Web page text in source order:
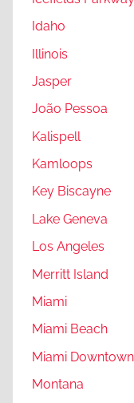
Idaho
Illinois
Jasper
João Pessoa
Kalispell
Kamloops
Key Biscayne
Lake Geneva
Los Angeles
Merritt Island
Miami
Miami Beach
Miami Downtown
Montana